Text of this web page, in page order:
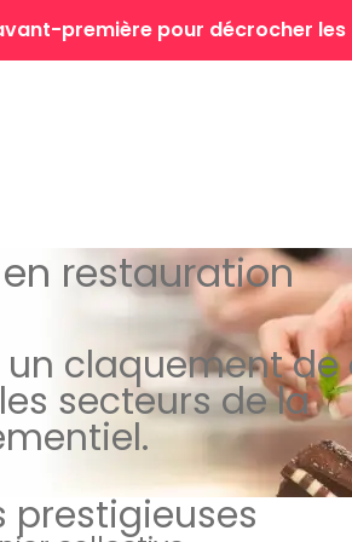
première pour décrocher les
en restauration
claquement
secteurs de la
prestigieuses